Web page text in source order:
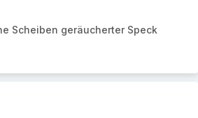
Scheiben geräucherter Speck